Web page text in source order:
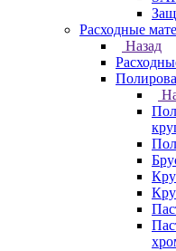
Расходные
Назад